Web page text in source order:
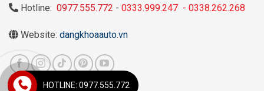
Hotline: 0977.555.772 - 0333.999.247 - 0338.262.268
Website: dangkhoaauto.vn
HOTLINE: 0977.555.772